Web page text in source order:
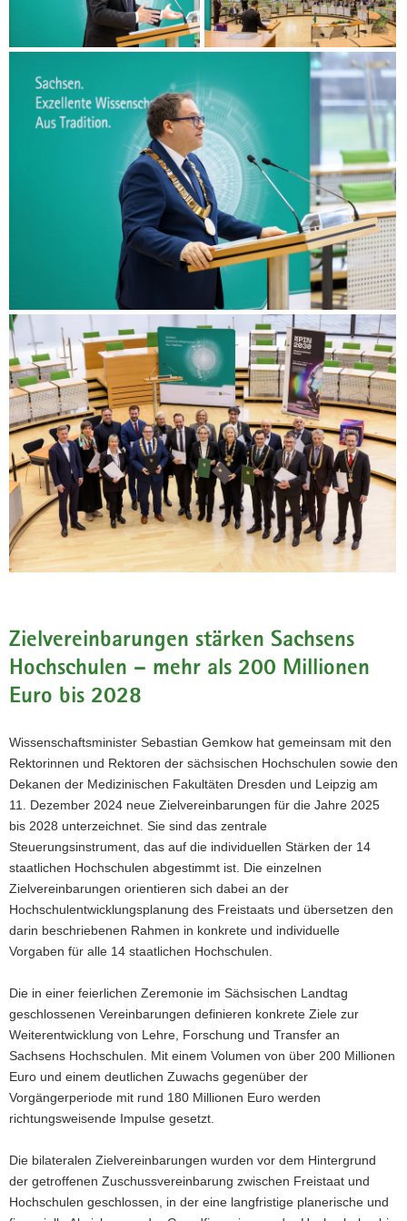
(© Ben Gierig)
Bei der Zeremonie im Plenarsaal des
Sächsischen Landtages
Zielvereinbarungen stärken Sachsens
Hochschulen – mehr als 200 Millionen
Euro bis 2028
Wissenschaftsminister Sebastian Gemkow hat gemeinsam mit den
Rektorinnen und Rektoren der sächsischen Hochschulen sowie den
Dekanen der Medizinischen Fakultäten Dresden und Leipzig am
11. Dezember 2024 neue Zielvereinbarungen für die Jahre 2025
bis 2028 unterzeichnet. Sie sind das zentrale
Steuerungsinstrument, das auf die individuellen Stärken der 14
staatlichen Hochschulen abgestimmt ist. Die einzelnen
Zielvereinbarungen orientieren sich dabei an der
Hochschulentwicklungsplanung des Freistaats und übersetzen den
darin beschriebenen Rahmen in konkrete und individuelle
Vorgaben für alle 14 staatlichen Hochschulen.
Die in einer feierlichen Zeremonie im Sächsischen Landtag
geschlossenen Vereinbarungen definieren konkrete Ziele zur
Weiterentwicklung von Lehre, Forschung und Transfer an
Sachsens Hochschulen. Mit einem Volumen von über 200 Millionen
Euro und einem deutlichen Zuwachs gegenüber der
Vorgängerperiode mit rund 180 Millionen Euro werden
richtungsweisende Impulse gesetzt.
Die bilateralen Zielvereinbarungen wurden vor dem Hintergrund
der getroffenen Zuschussvereinbarung zwischen Freistaat und
Hochschulen geschlossen, in der eine langfristige planerische und